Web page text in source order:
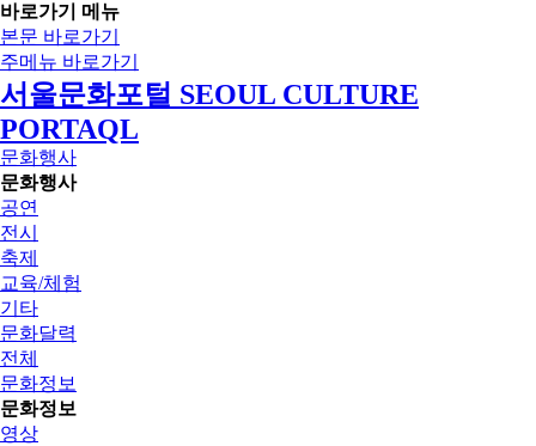
바로가기 메뉴
본문 바로가기
주메뉴 바로가기
서울문화포털 SEOUL CULTURE
PORTAQL
문화행사
문화행사
공연
전시
축제
교육/체험
기타
문화달력
전체
문화정보
문화정보
영상